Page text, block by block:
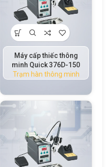
Máy cấp thiếc thông
minh Quick 376D-150
Trạm hàn thông minh